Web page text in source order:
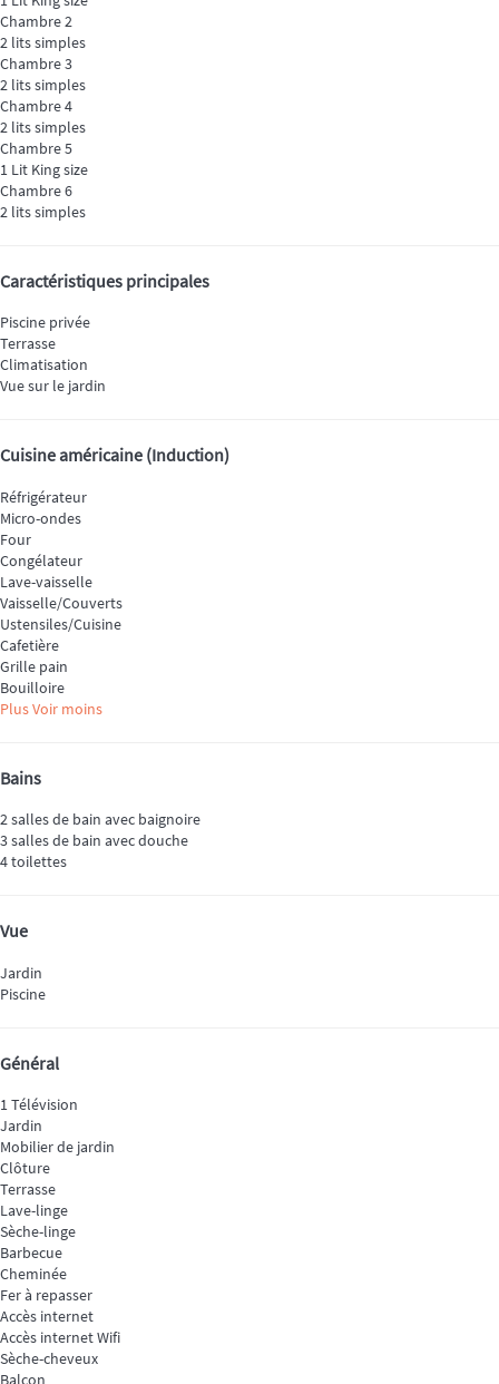
Chambre 2
2 lits simples
Chambre 3
2 lits simples
Chambre 4
2 lits simples
Chambre 5
1 Lit King size
Chambre 6
2 lits simples
Caractéristiques principales
Piscine privée
Terrasse
Climatisation
Vue sur le jardin
Cuisine américaine (Induction)
Réfrigérateur
Micro-ondes
Four
Congélateur
Lave-vaisselle
Vaisselle/Couverts
Ustensiles/Cuisine
Cafetière
Grille pain
Bouilloire
PlusVoir moins
Bains
2 salles de bain avec baignoire
3 salles de bain avec douche
4 toilettes
Vue
Jardin
Piscine
Général
1 Télévision
Jardin
Mobilier de jardin
Clôture
Terrasse
Lave-linge
Sèche-linge
Barbecue
Cheminée
Fer à repasser
Accès internet
Accès internetWifi
Sèche-cheveux
Balcon